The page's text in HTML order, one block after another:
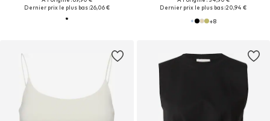
Dernier prix le plus bas :26,06 €
Dernier prix le plus bas :20,94 €
+8